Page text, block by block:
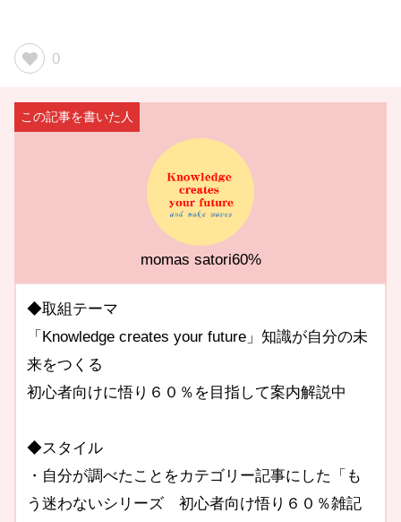
0
momas satori60%
◆取組テーマ
「Knowledge creates your future」知識が自分の未
来をつくる
初心者向けに悟り６０％を目指して案内解説中
◆スタイル
・自分が調べたことをカテゴリー記事にした「も
う迷わないシリーズ 初心者向け悟り６０％雑記